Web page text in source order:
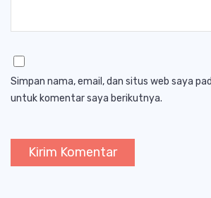
Simpan nama, email, dan situs web saya
untuk komentar saya berikutnya.